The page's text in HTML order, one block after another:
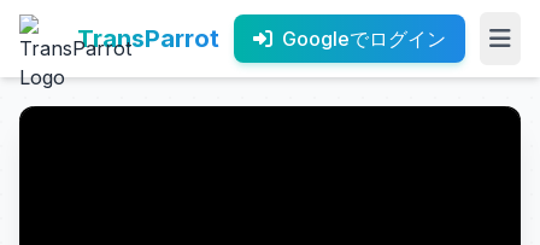
TransParrot Googleでログイン